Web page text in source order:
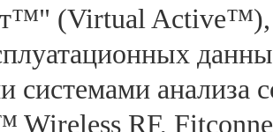
(Virtual Active™),
системами анализа
RF,